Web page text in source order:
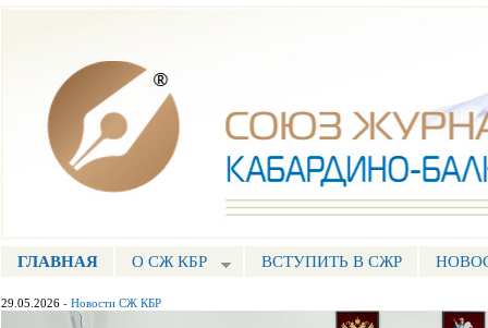
ГЛАВНОЕ МЕНЮ
ГЛАВНАЯ О СЖ КБР ВСТУПИТЬ В СЖР
29.05.2026 - Новости СЖ КБР